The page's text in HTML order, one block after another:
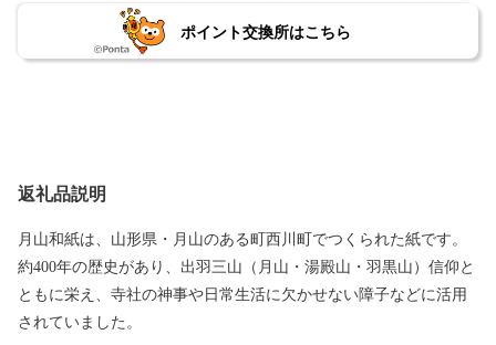
ポイント交換所はこちら
返礼品説明
月山和紙は、山形県・月山のある町西川町でつくられた紙です。
約400年の歴史があり、出羽三山（月山・湯殿山・羽黒山）信仰と
ともに栄え、寺社の神事や日常生活に欠かせない障子などに活用
されていました。